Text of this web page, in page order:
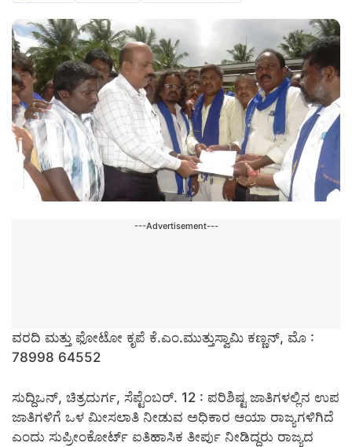
---Advertisement---
ವರದಿ ಮತ್ತು ಫೋಟೋ ಕೃಪೆ ಕೆ.ಎಂ.ಮುತ್ತುಸ್ವಾಮಿ ಕಣ್ಣನ್, ಮೊ :
78998 64552
ಸುದ್ದಿಒನ್, ಚಿತ್ರದುರ್ಗ, ಸೆಪ್ಟೆಂಬರ್. 12 : ಪರಿಶಿಷ್ಟ ಜಾತಿಗಳಲ್ಲಿನ ಉಪ
ಜಾತಿಗಳಿಗೆ ಒಳ ಮೀಸಲಾತಿ ನೀಡುವ ಅಧಿಕಾರ ಆಯಾ ರಾಜ್ಯಗಳಿಗಿದೆ
ಎಂದು ಸುಪ್ರೀಂಕೋರ್ಟ್ ಐತಿಹಾಸಿಕ ತೀರ್ಪು ನೀಡಿದ್ದರು ರಾಜ್ಯದ